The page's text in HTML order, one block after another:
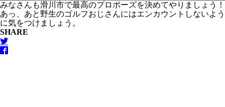
みなさんも滑川市で最高のプロポーズを決めてやりましょう！
あっ、あと野生のゴルフおじさんにはエンカウントしないよう
に気をつけましょう。
SHARE